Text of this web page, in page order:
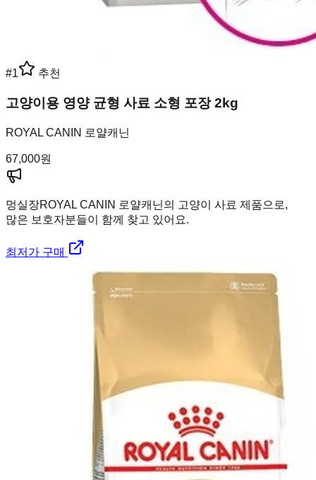
#1 추천
고양이용 영양 균형 사료 소형 포장 2kg
ROYAL CANIN 로얄캐닌
67,000원
멍실장ROYAL CANIN 로얄캐닌의 고양이 사료 제품으로,
많은 보호자분들이 함께 찾고 있어요.
최저가 구매